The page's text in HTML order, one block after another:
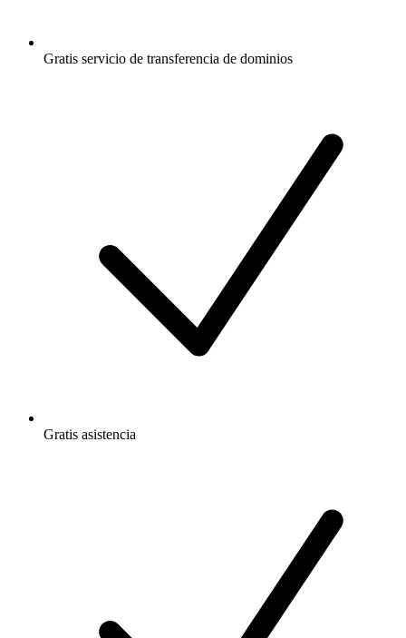
Gratis servicio de transferencia de dominios
Gratis asistencia